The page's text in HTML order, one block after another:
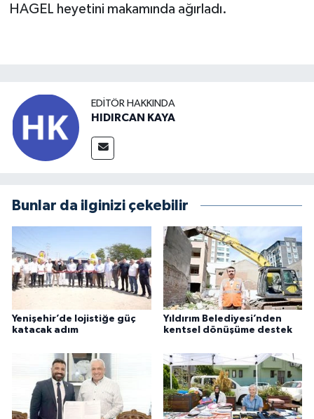
HAGEL heyetini makamında ağırladı.
EDITÖR HAKKINDA
HIDIRCAN KAYA
Bunlar da ilginizi çekebilir
Yenişehir’de lojistiğe güç
katacak adım
Yıldırım Belediyesi’nden
kentsel dönüşüme destek